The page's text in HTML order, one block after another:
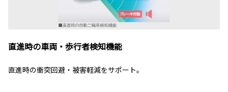
直進時の車両・歩行者検知機能
直進時の衝突回避・被害軽減をサポート。